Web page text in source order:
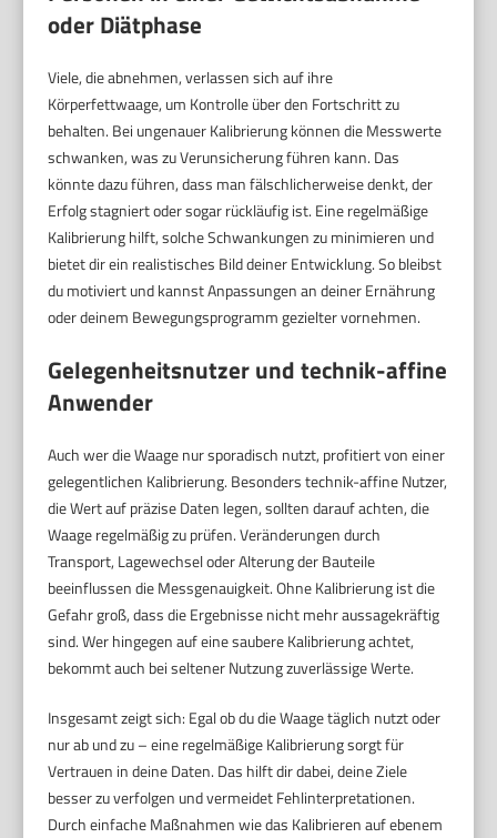
oder Diätphase
Viele, die abnehmen, verlassen sich auf ihre
Körperfettwaage, um Kontrolle über den Fortschritt zu
behalten. Bei ungenauer Kalibrierung können die Messwerte
schwanken, was zu Verunsicherung führen kann. Das
könnte dazu führen, dass man fälschlicherweise denkt, der
Erfolg stagniert oder sogar rückläufig ist. Eine regelmäßige
Kalibrierung hilft, solche Schwankungen zu minimieren und
bietet dir ein realistisches Bild deiner Entwicklung. So bleibst
du motiviert und kannst Anpassungen an deiner Ernährung
oder deinem Bewegungsprogramm gezielter vornehmen.
Gelegenheitsnutzer und technik-affine
Anwender
Auch wer die Waage nur sporadisch nutzt, profitiert von einer
gelegentlichen Kalibrierung. Besonders technik-affine Nutzer,
die Wert auf präzise Daten legen, sollten darauf achten, die
Waage regelmäßig zu prüfen. Veränderungen durch
Transport, Lagewechsel oder Alterung der Bauteile
beeinflussen die Messgenauigkeit. Ohne Kalibrierung ist die
Gefahr groß, dass die Ergebnisse nicht mehr aussagekräftig
sind. Wer hingegen auf eine saubere Kalibrierung achtet,
bekommt auch bei seltener Nutzung zuverlässige Werte.
Insgesamt zeigt sich: Egal ob du die Waage täglich nutzt oder
nur ab und zu – eine regelmäßige Kalibrierung sorgt für
Vertrauen in deine Daten. Das hilft dir dabei, deine Ziele
besser zu verfolgen und vermeidet Fehlinterpretationen.
Durch einfache Maßnahmen wie das Kalibrieren auf ebenem